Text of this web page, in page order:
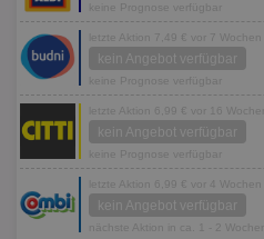
keine Prognose verfügbar
letzte Aktion 7,49 € vor 7 Wochen
kein Angebot verfügbar
keine Prognose verfügbar
letzte Aktion 6,99 € vor 16 Wochen
kein Angebot verfügbar
keine Prognose verfügbar
letzte Aktion 6,99 € vor 4 Wochen
kein Angebot verfügbar
nächste Aktion in ca. 1 - 2 Wochen